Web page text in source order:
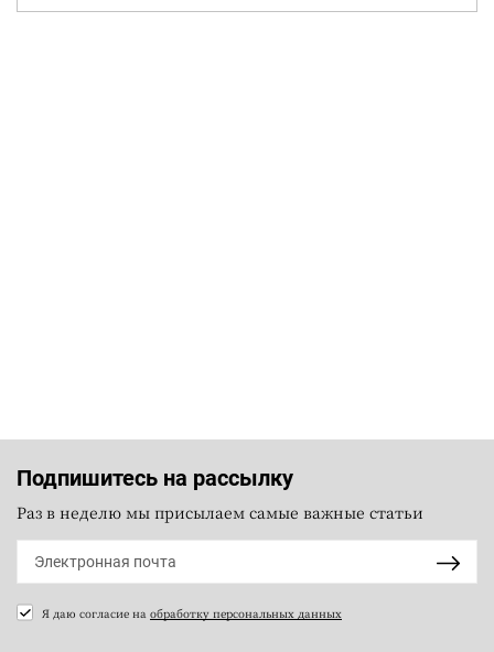
Подпишитесь на рассылку
Раз в неделю мы присылаем самые важные статьи
Я даю согласие на обработку персональных данных